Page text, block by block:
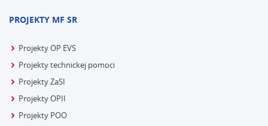
PROJEKTY MF SR
Projekty OP EVS
Projekty technickej pomoci
Projekty ZaSI
Projekty OPII
Projekty POO